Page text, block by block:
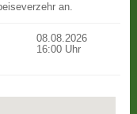
an.
08.08.2026
16:00 Uhr